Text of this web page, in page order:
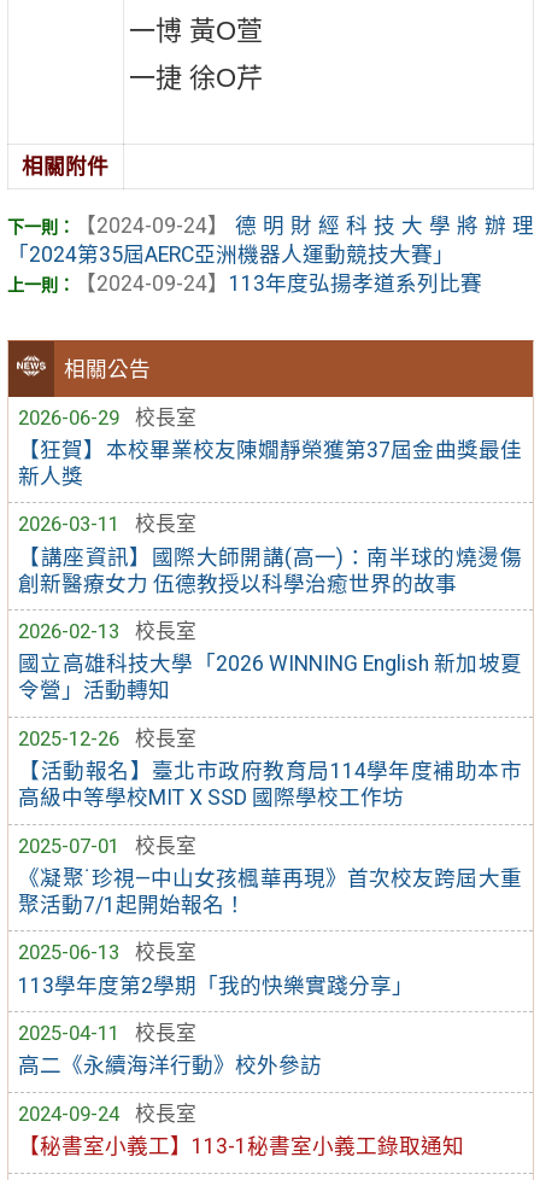
相關公告
2026-06-29
校長室
【狂賀】本校畢業校友陳嫺靜榮獲第37屆金曲獎最佳
新人獎
2026-03-11
校長室
【講座資訊】國際大師開講(高一)：南半球的燒燙傷
創新醫療女力 伍德教授以科學治癒世界的故事
2026-02-13
校長室
國立高雄科技大學「2026 WINNING English 新加坡夏
令營」活動轉知
2025-12-26
校長室
【活動報名】臺北市政府教育局114學年度補助本市
高級中等學校MIT X SSD 國際學校工作坊
2025-07-01
校長室
《凝聚˙珍視—中山女孩楓華再現》首次校友跨屆大重
聚活動7/1起開始報名！
2025-06-13
校長室
113學年度第2學期「我的快樂實踐分享」
2025-04-11
校長室
高二《永續海洋行動》校外參訪
2024-09-24
校長室
【秘書室小義工】113-1秘書室小義工錄取通知
一博 黃O萱
一捷 徐O芹
相關附件
【2024-09-24】
德明財經科技大學將辦理
「2024第35屆AERC亞洲機器人運動競技大賽」
【2024-09-24】 113年度弘揚孝道系列比賽